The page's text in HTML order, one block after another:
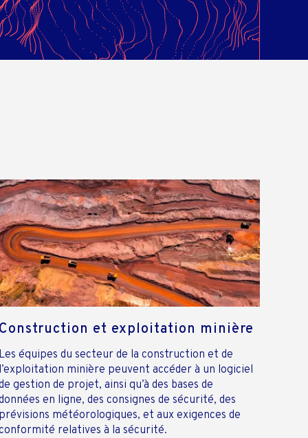
Construction et exploitation minière
Les équipes du secteur de la construction et de
l’exploitation minière peuvent accéder à un logiciel
gestion de projet, ainsi qu’à des bases de
en ligne, des consignes de sécurité, des
prévisions météorologiques, et aux exigences de
relatives à la sécurité.